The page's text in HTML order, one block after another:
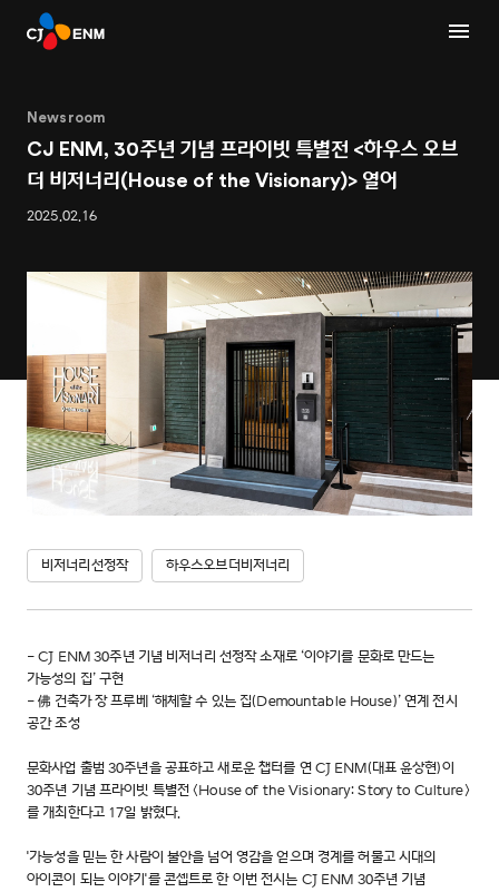
Newsroom
CJ ENM, 30주년 기념 프라이빗 특별전 <하우스 오브
더 비저너리(House of the Visionary)> 열어
2025.02.16
비저너리선정작 하우스오브더비저너리
- CJ ENM 30주년 기념 비저너리 선정작 소재로 ‘이야기를 문화로 만드는
가능성의 집’ 구현
- 佛 건축가 장 프루베 ‘해체할 수 있는 집(Demountable House)’ 연계 전시
공간 조성
문화사업 출범 30주년을 공표하고 새로운 챕터를 연 CJ ENM(대표 윤상현)이
30주년 기념 프라이빗 특별전 <House of the Visionary: Story to Culture>
를 개최한다고 17일 밝혔다.
'가능성을 믿는 한 사람이 불안을 넘어 영감을 얻으며 경계를 허물고 시대의
아이콘이 되는 이야기'를 콘셉트로 한 이번 전시는 CJ ENM 30주년 기념